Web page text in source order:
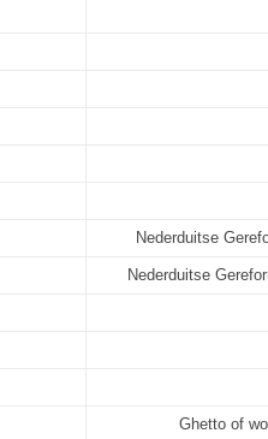
Nederduitse
Nederduitse
Ghetto of